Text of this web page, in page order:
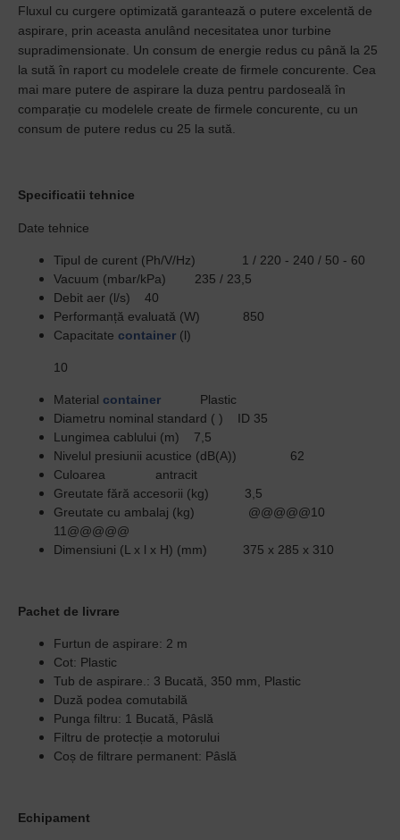
Fluxul cu curgere optimizată garantează o putere excelentă de
aspirare, prin aceasta anulând necesitatea unor turbine
supradimensionate. Un consum de energie redus cu până la 25
la sută în raport cu modelele create de firmele concurente. Cea
mai mare putere de aspirare la duza pentru pardoseală în
comparație cu modelele create de firmele concurente, cu un
consum de putere redus cu 25 la sută.
Specificatii tehnice
Date tehnice
Tipul de curent (Ph/V/Hz)
1 / 220 - 240 / 50 - 60
Vacuum (mbar/kPa)
235 / 23,5
Debit aer (l/s)
40
Performanță evaluată (W)
850
Capacitate container (l)
10
Material container
Plastic
Diametru nominal standard ( )
ID 35
Lungimea cablului (m)
7,5
Nivelul presiunii acustice (dB(A))
62
Culoarea
antracit
Greutate fără accesorii (kg)
3,5
Greutate cu ambalaj (kg)
@@@@@10
11@@@@@
Dimensiuni (L x l x H) (mm)
375 x 285 x 310
Pachet de livrare
Furtun de aspirare: 2 m
Cot: Plastic
Tub de aspirare.: 3 Bucată, 350 mm, Plastic
Duză podea comutabilă
Punga filtru: 1 Bucată, Pâslă
Filtru de protecție a motorului
Coș de filtrare permanent: Pâslă
Echipament